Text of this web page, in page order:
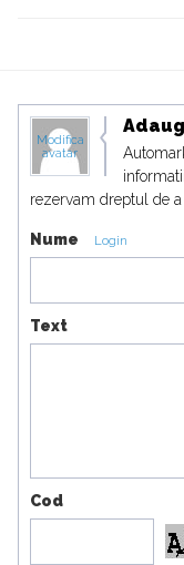
Modifica
avatar
rezervam dreptul de
Nume Login
Text
Cod